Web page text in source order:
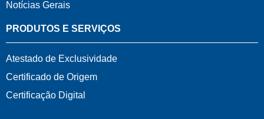
Notícias Gerais
PRODUTOS E SERVIÇOS
Atestado de Exclusividade
Certificado de Origem
Certificação Digital